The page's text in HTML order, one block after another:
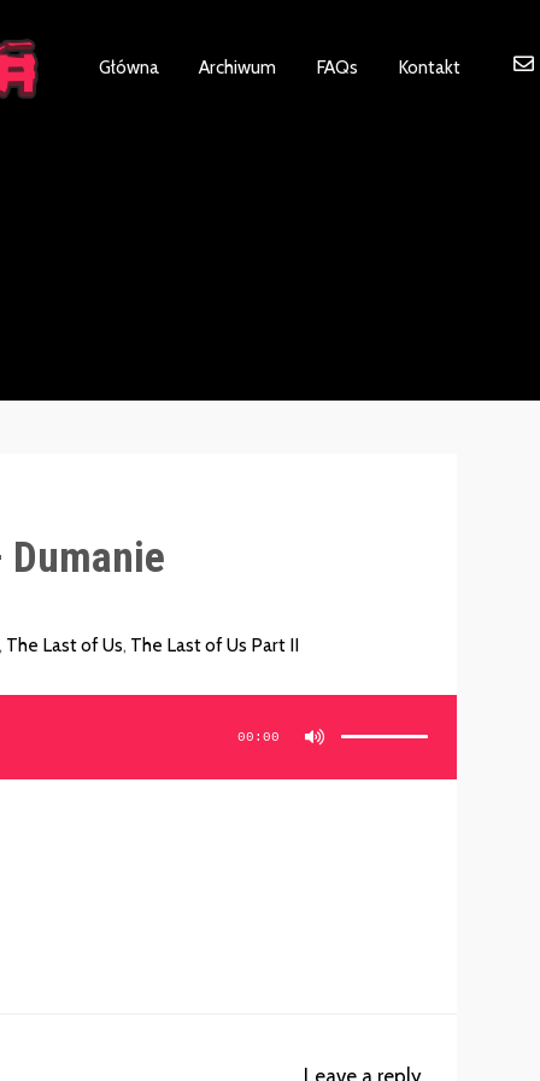
Główna Archiwum FAQs Kontakt
Dumanie
The Last of Us, The Last of Us Part II
00:00
Używaj
góry/do
zwiększyć
Leave a reply